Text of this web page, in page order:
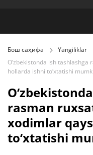
Бош саҳифа
Yangiliklar
O‘zbekistonda ish
hollarda ishni to‘xtatishi
rasman
xodimlar
to‘xtatishi